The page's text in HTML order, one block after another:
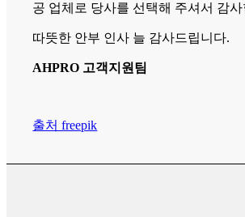
공 업체로 당사를 선택해 주셔서 감
따뜻한 안부 인사 늘 감사드립니다.
AHPRO 고객지원팀
출처 freepik